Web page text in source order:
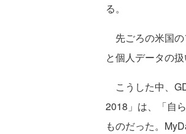
る。
先ごろの米国の
と個人データの
こうした中、
2018」は、「自
ものだった。